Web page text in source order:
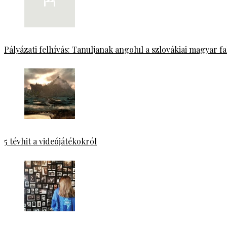
Pályázati felhívás: Tanuljanak angolul a szlovákiai magyar
5 tévhit a videójátékokról